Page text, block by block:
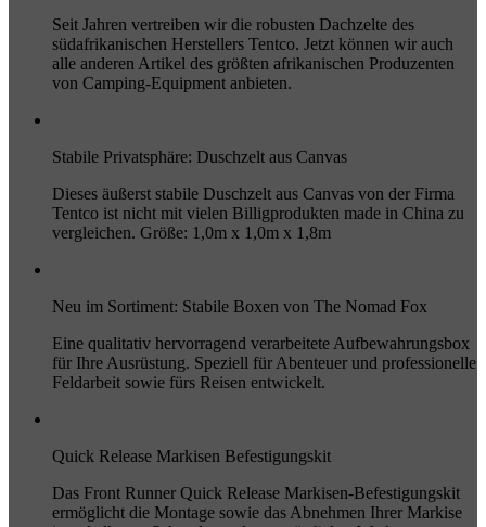
Seit Jahren vertreiben wir die robusten Dachzelte des
südafrikanischen Herstellers Tentco. Jetzt können wir auch
alle anderen Artikel des größten afrikanischen Produzenten
von Camping-Equipment anbieten.
Stabile Privatsphäre: Duschzelt aus Canvas
Dieses äußerst stabile Duschzelt aus Canvas von der Firma
Tentco ist nicht mit vielen Billigprodukten made in China zu
vergleichen. Größe: 1,0m x 1,0m x 1,8m
Neu im Sortiment: Stabile Boxen von The Nomad Fox
Eine qualitativ hervorragend verarbeitete Aufbewahrungsbox
für Ihre Ausrüstung. Speziell für Abenteuer und professionelle
Feldarbeit sowie fürs Reisen entwickelt.
Quick Release Markisen Befestigungskit
Das Front Runner Quick Release Markisen-Befestigungskit
ermöglicht die Montage sowie das Abnehmen Ihrer Markise